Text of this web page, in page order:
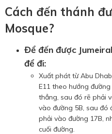
Cách đến thánh
Mosque?
Để đến được
để đi:
Xuất phát từ Abu
E11 theo hướng
thẳng, sau đó rẽ phải
vào đường 5B, sau đó
phải vào đường 17B,
cuối đường.